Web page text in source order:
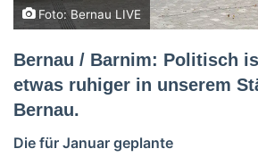
Foto: Bernau LIVE
Bernau / Barnim: Politisch
etwas ruhiger in unserem
Bernau.
Die für Januar geplante